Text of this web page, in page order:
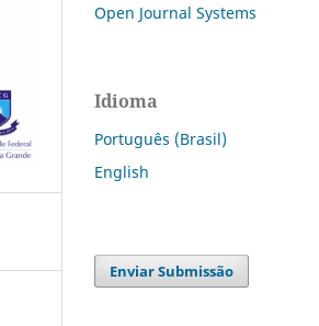
Open Journal Systems
Idioma
Português (Brasil)
English
Enviar Submissão